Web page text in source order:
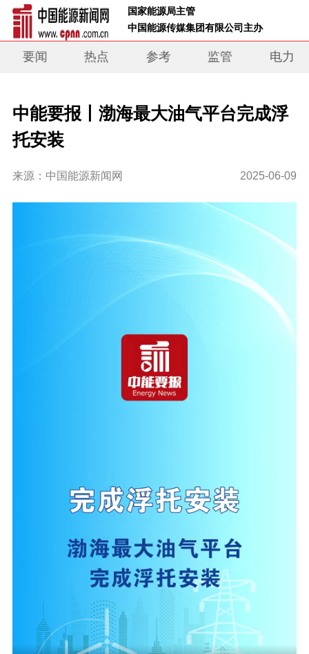
国家能源局主管
中国能源传媒集团有限公司主办
要闻 热点 参考 监管 电力
中能要报丨渤海最大油气平台完成浮
托安装
来源：中国能源新闻网 2025-06-09